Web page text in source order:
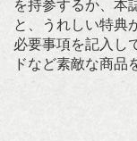
を持参するか、本
と、うれしい特典
必要事項を記入し
ドなど素敵な商品